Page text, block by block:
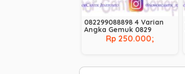
082299088898 4 Varian
Angka Gemuk 0829
Rp 250.000;